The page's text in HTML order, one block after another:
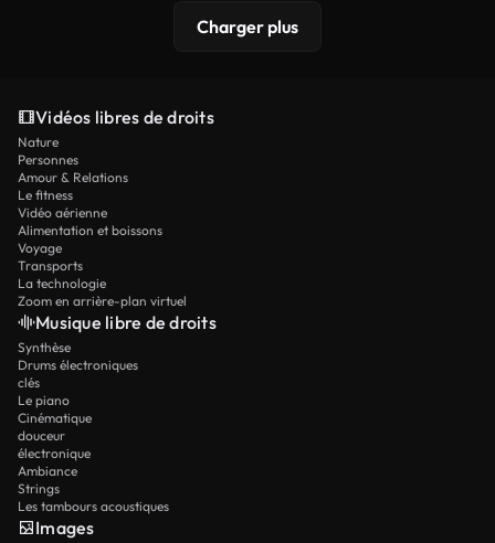
Charger plus
Vidéos libres de droits
Nature
Personnes
Amour & Relations
Le fitness
Vidéo aérienne
Alimentation et boissons
Voyage
Transports
La technologie
Zoom en arrière-plan virtuel
Musique libre de droits
Synthèse
Drums électroniques
clés
Le piano
Cinématique
douceur
électronique
Ambiance
Strings
Les tambours acoustiques
Images